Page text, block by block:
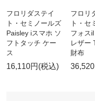
フロリダステイ
ト・セミノールズ
Paisley iスマホ ソ
フトタッチ ケー
ス
16,110円(税込)
フロリ
ト・セ
フォス
レザー
財布